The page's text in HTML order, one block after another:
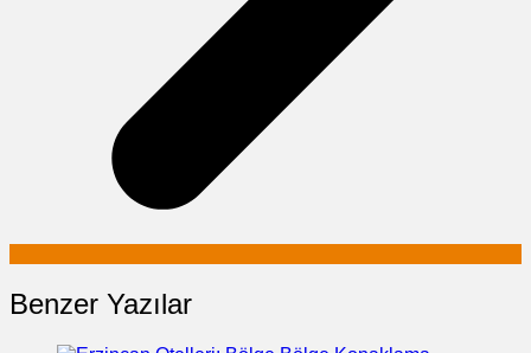
Benzer Yazılar